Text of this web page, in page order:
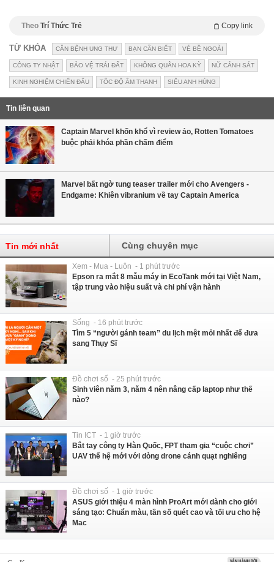
Theo Trí Thức Trẻ Copy link
TỪ KHÓA CĂN BỆNH UNG THƯ BẠN CẦN BIẾT VẺ BỀ NGOÀI
CÔNG TY NHẬT BẢO VỆ TRÁI ĐẤT KHÔNG QUÂN HOA KỲ NỮ CẢNH SÁT
KINH NGHIỆM CHIẾN ĐẤU TỐC ĐỘ ÂM THANH SIÊU ANH HÙNG
Tin liên quan
Captain Marvel khốn khổ vì review ảo, Rotten Tomatoes
buộc phải khóa phần chấm điểm
Marvel bất ngờ tung teaser trailer mới cho Avengers -
Endgame: Khiên vibranium về tay Captain America
Tin mới nhất Cùng chuyên mục
Xem - Mua - Luôn - 1 phút trước
Epson ra mắt 8 mẫu máy in EcoTank mới tại Việt Nam,
tập trung vào hiệu suất và chi phí vận hành
Sống - 16 phút trước
Tìm 5 “người gánh team” du lịch mệt mỏi nhất để đưa
sang Thụy Sĩ
Đồ chơi số - 25 phút trước
Sinh viên năm 3, năm 4 nên nâng cấp laptop như thế
nào?
Tin ICT - 1 giờ trước
Bắt tay công ty Hàn Quốc, FPT tham gia “cuộc chơi”
UAV thế hệ mới với dòng drone cánh quạt nghiêng
Đồ chơi số - 1 giờ trước
ASUS giới thiệu 4 màn hình ProArt mới dành cho giới
sáng tạo: Chuẩn màu, tần số quét cao và tối ưu cho hệ
Mac